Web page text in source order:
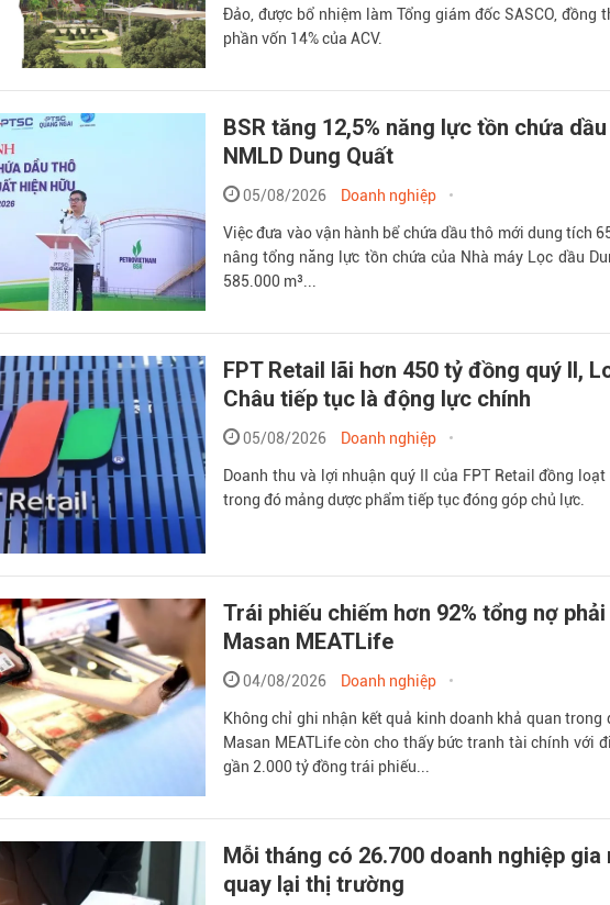
Đảo, được bổ nhiệm làm Tổng giám đốc SASCO, đồng
phần vốn 14% của ACV.
BSR tăng 12,5% năng lực tồn chứa
NMLD Dung Quất
05/08/2026 Doanh nghiệp
Việc đưa vào vận hành bể chứa dầu thô mới dung tích
nâng tổng năng lực tồn chứa của Nhà máy Lọc dầu
585.000 m³...
FPT Retail lãi hơn 450 tỷ đồng quý II,
Châu tiếp tục là động lực chính
05/08/2026 Doanh nghiệp
Doanh thu và lợi nhuận quý II của FPT Retail đồng loạt
trong đó mảng dược phẩm tiếp tục đóng góp chủ lực.
Trái phiếu chiếm hơn 92% tổng nợ
Masan MEATLife
04/08/2026 Doanh nghiệp
Không chỉ ghi nhận kết quả kinh doanh khả quan trong
Masan MEATLife còn cho thấy bức tranh tài chính với
gần 2.000 tỷ đồng trái phiếu...
Mỗi tháng có 26.700 doanh nghiệp gia
quay lại thị trường